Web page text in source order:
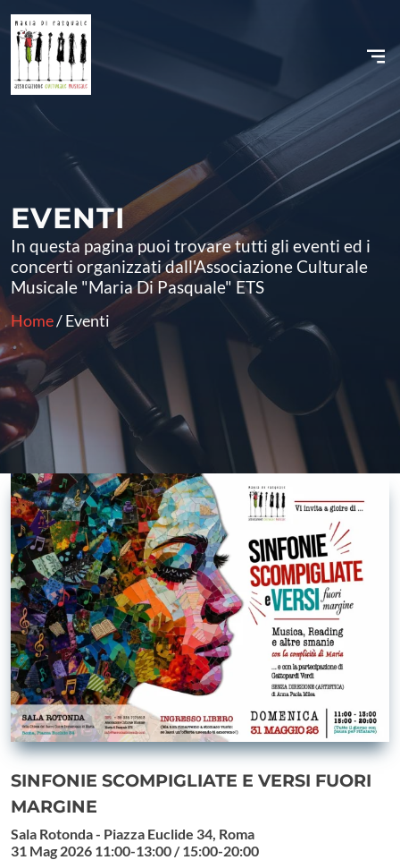
contenuto
EVENTI
In questa pagina puoi trovare tutti gli eventi ed i
concerti organizzati dall'Associazione Culturale
Musicale "Maria Di Pasquale" ETS
Home/ Eventi
SINFONIE SCOMPIGLIATE E VERSI FUORI
MARGINE
Sala Rotonda - Piazza Euclide 34, Roma
31 Mag 2026 11:00-13:00 / 15:00-20:00